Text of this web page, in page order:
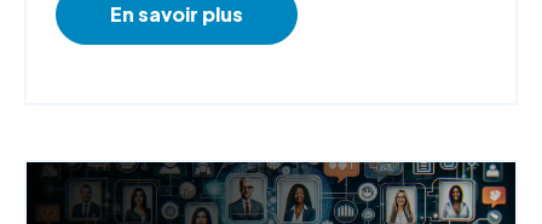
En savoir plus